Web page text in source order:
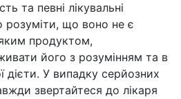
та певні лікувальні
розуміти, що воно не є
продуктом,
його з розумінням та в
дієти. У випадку серйозних
звертайтеся до лікаря